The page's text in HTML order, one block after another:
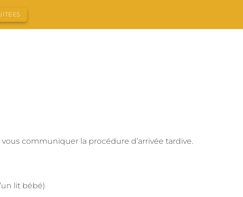
communiquer la procédure d’arrivée tardive.
lit bébé)